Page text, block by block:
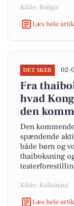
Kilde: Boliga
Læs hele
DET SKER 02-
Fra
hvad
den
Den
spændende
både børn og
thaiboksning
Kilde: Kultunaut
Læs hele